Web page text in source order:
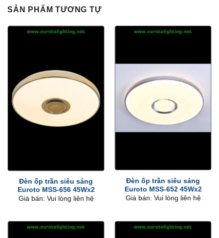
SẢN PHẨM TƯƠNG TỰ
Đèn ốp trần siêu sáng
Euroto MSS-656 45Wx2
Giá bán: Vui lòng liên hệ
Đèn ốp trần siêu sáng
Euroto MSS-652 45Wx2
Giá bán: Vui lòng liên hệ